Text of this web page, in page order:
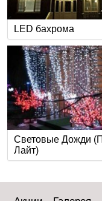
LED бахрома
Световые Дожди
Лайт)